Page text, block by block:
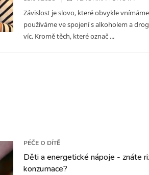
Závislost je slovo, které obvykle
používáme ve spojení s alkoholem a
víc. Kromě těch, které označ ...
PÉČE O DÍTĚ
Děti a energetické nápoje - znáte
konzumace?